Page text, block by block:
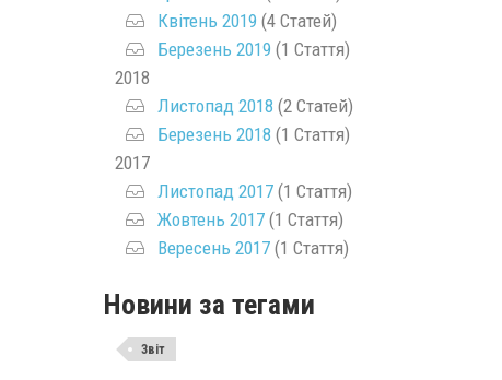
Квітень 2019 (4 Статей)
Березень 2019 (1 Стаття)
2018
Листопад 2018 (2 Статей)
Березень 2018 (1 Стаття)
2017
Листопад 2017(1 Стаття)
Жовтень 2017(1 Стаття)
Вересень 2017(1 Стаття)
Новини за тегами
Звіт